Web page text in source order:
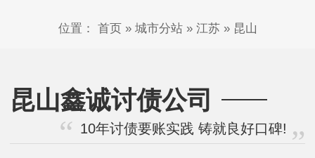
位置： 首页» 城市分站» 江苏» 昆山
昆山鑫诚讨债公司
10年讨债要账实践 铸就良好口碑!